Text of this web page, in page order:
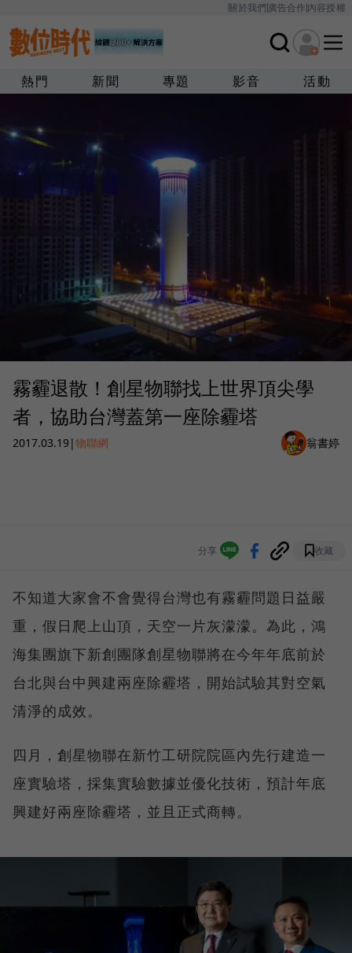
關於我們廣告合作內容授權
熱門 新聞 專題 影音 活動
霧霾退散！創星物聯找上世界頂尖學
者，協助台灣蓋第一座除霾塔
2017.03.19|物聯網 翁書婷
分享 收藏
不知道大家會不會覺得台灣也有霧霾問題日益嚴
重，假日爬上山頂，天空一片灰濛濛。為此，鴻
海集團旗下新創團隊創星物聯將在今年年底前於
台北與台中興建兩座除霾塔，開始試驗其對空氣
清淨的成效。
四月，創星物聯在新竹工研院院區內先行建造一
座實驗塔，採集實驗數據並優化技術，預計年底
興建好兩座除霾塔，並且正式商轉。